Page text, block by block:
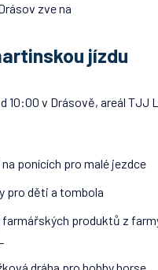
zve na
jízdu
10:00 v Drásově, areál TJJ
ponících pro malé jezdce
pro děti a tombola
farmářských produktů z